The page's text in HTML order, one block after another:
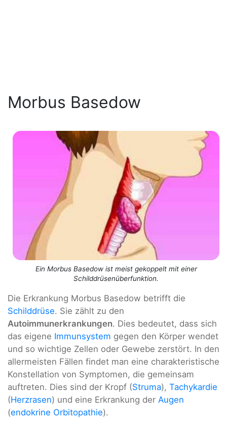
Morbus Basedow
Ein Morbus Basedow ist meist gekoppelt mit einer
Schilddrüsenüberfunktion.
Die Erkrankung Morbus Basedow betrifft die
Schilddrüse. Sie zählt zu den
Autoimmunerkrankungen. Dies bedeutet, dass sich
das eigene Immunsystem gegen den Körper wendet
und so wichtige Zellen oder Gewebe zerstört. In den
allermeisten Fällen findet man eine charakteristische
Konstellation von Symptomen, die gemeinsam
auftreten. Dies sind der Kropf (Struma), Tachykardie
(Herzrasen) und eine Erkrankung der Augen
(endokrine Orbitopathie).